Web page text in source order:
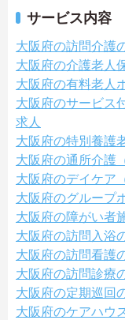
サービス内容
大阪府の訪問介護
大阪府の介護老人
大阪府の有料老人
大阪府のサービス
求人
大阪府の特別養護
大阪府の通所介護
大阪府のデイケア
大阪府のグループ
大阪府の障がい者
大阪府の訪問入浴
大阪府の訪問看護
大阪府の訪問診療
大阪府の定期巡回
大阪府のケアハウ